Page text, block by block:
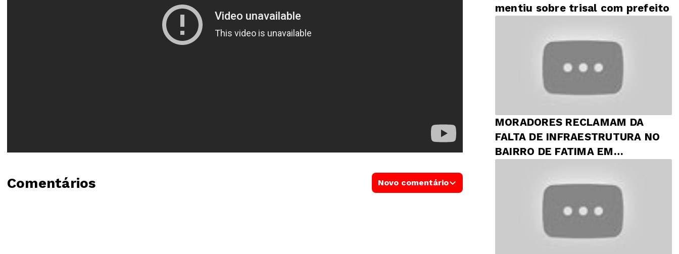
mentiu sobre trisal com prefeito
MORADORES RECLAMAM DA
FALTA DE INFRAESTRUTURA NO
BAIRRO DE FATIMA EM
Comentários Novo comentário